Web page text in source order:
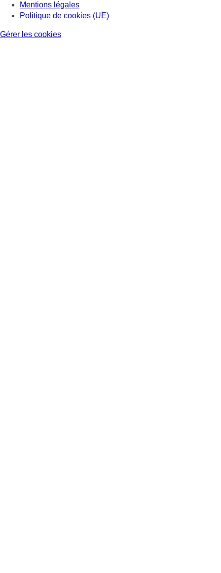
Mentions légales
Politique de cookies (UE)
Gérer les cookies